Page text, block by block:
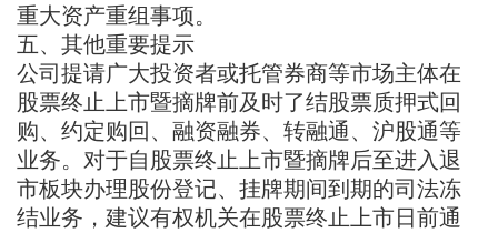
重大资产重组事项。
五、其他重要提示
公司提请广大投资者或托管券商等市场主体在
股票终止上市暨摘牌前及时了结股票质押式回
购、约定购回、融资融券、转融通、沪股通等
业务。对于自股票终止上市暨摘牌后至进入退
市板块办理股份登记、挂牌期间到期的司法冻
结业务，建议有权机关在股票终止上市日前通